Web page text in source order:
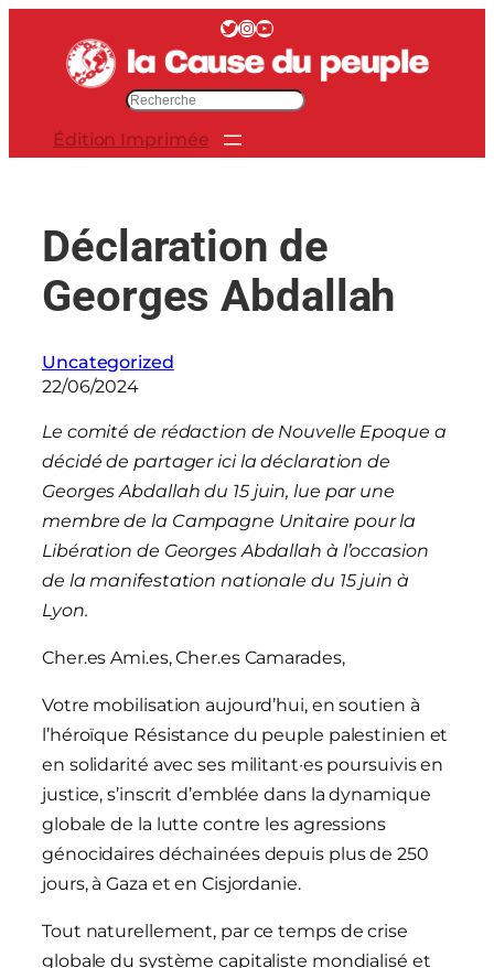
contenu
Twitter InstagramYouTube
e
Édition Imprimée
Déclaration de
Georges Abdallah
Uncategorized
22/06/2024
Le comité de rédaction de Nouvelle Epoque a
décidé de partager ici la déclaration de
Georges Abdallah du 15 juin, lue par une
membre de la Campagne Unitaire pour la
Libération de Georges Abdallah à l’occasion
de la manifestation nationale du 15 juin à
Lyon.
Cher.es Ami.es, Cher.es Camarades,
Votre mobilisation aujourd’hui, en soutien à
l’héroïque Résistance du peuple palestinien et
en solidarité avec ses militant·es poursuivis en
justice, s’inscrit d’emblée dans la dynamique
globale de la lutte contre les agressions
génocidaires déchainées depuis plus de 250
jours, à Gaza et en Cisjordanie.
Tout naturellement, par ce temps de crise
globale du système capitaliste mondialisé et